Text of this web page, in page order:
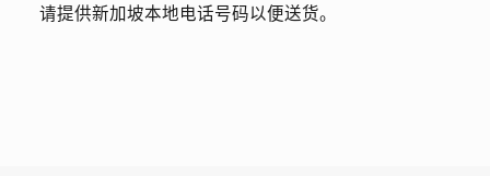
请提供新加坡本地电话号码以便送货。